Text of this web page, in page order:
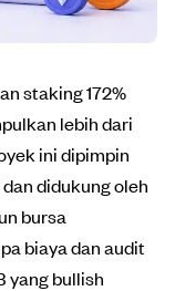
staking 172%
lebih dari
ini dipimpin
didukung oleh
bursa
biaya dan audit
yang bullish